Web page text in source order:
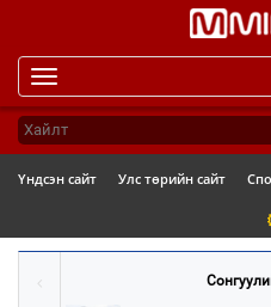
Үндсэн сайт Улс төрийн сайт